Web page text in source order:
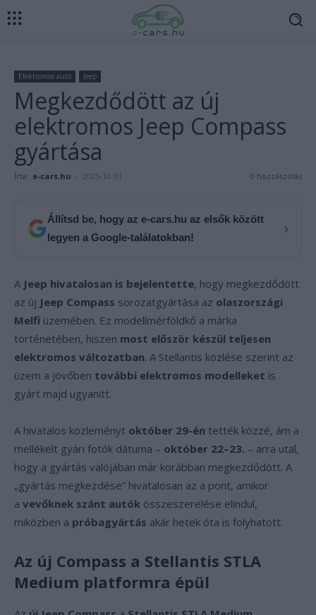
Elektromos autó Jeep
Megkezdődött az új
elektromos Jeep Compass
gyártása
Írta: e-cars.hu - 2025-10-31 0 hozzászólás
Állítsd be, hogy az e-cars.hu az elsők között
legyen a Google-találatokban!
›
A Jeep hivatalosan is bejelentette, hogy megkezdődött
az új Jeep Compass sorozatgyártása az olaszországi
Melfi üzemében. Ez modellmérföldkő a márka
történetében, hiszen most először készül teljesen
elektromos változatban. A Stellantis közlése szerint az
üzem a jövőben további elektromos modelleket is
gyárt majd ugyanitt.
A hivatalos közleményt október 29-én tették közzé, ám a
mellékelt gyári fotók dátuma – október 22–23. – arra utal,
hogy a gyártás valójában már korábban megkezdődött. A
„gyártás megkezdése” hivatalosan az a pont, amikor
a vevőknek szánt autók összeszerelése elindul,
miközben a próbagyártás akár hetek óta is folyhatott.
Az új Compass a Stellantis STLA
Medium platformra épül